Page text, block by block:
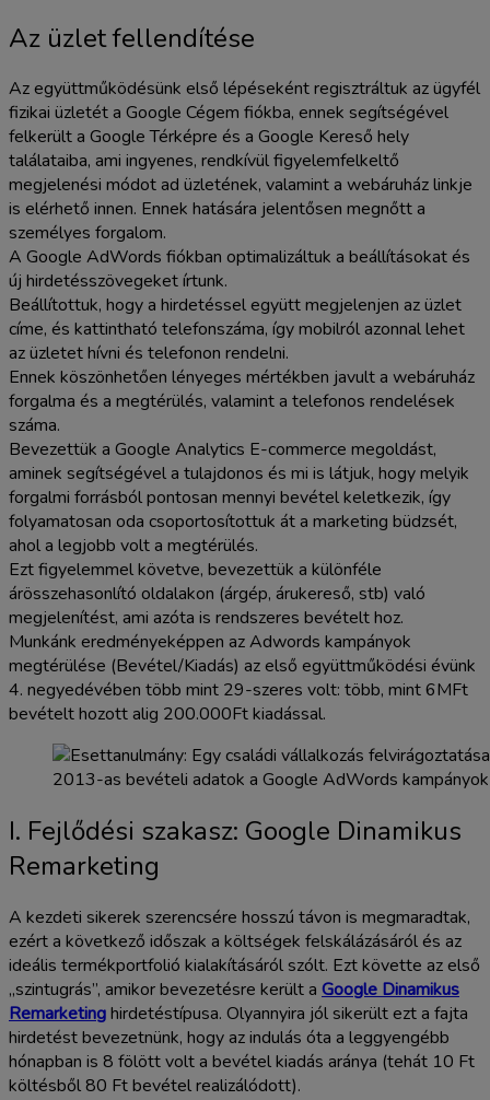
Az üzlet fellendítése
Az együttműködésünk első lépéseként regisztráltuk az ügyfél
fizikai üzletét a Google Cégem fiókba, ennek segítségével
felkerült a Google Térképre és a Google Kereső hely
találataiba, ami ingyenes, rendkívül figyelemfelkeltő
megjelenési módot ad üzletének, valamint a webáruház linkje
is elérhető innen. Ennek hatására jelentősen megnőtt a
személyes forgalom.
A Google AdWords fiókban optimalizáltuk a beállításokat és
új hirdetésszövegeket írtunk.
Beállítottuk, hogy a hirdetéssel együtt megjelenjen az üzlet
címe, és kattintható telefonszáma, így mobilról azonnal lehet
az üzletet hívni és telefonon rendelni.
Ennek köszönhetően lényeges mértékben javult a webáruház
forgalma és a megtérülés, valamint a telefonos rendelések
száma.
Bevezettük a Google Analytics E-commerce megoldást,
aminek segítségével a tulajdonos és mi is látjuk, hogy melyik
forgalmi forrásból pontosan mennyi bevétel keletkezik, így
folyamatosan oda csoportosítottuk át a marketing büdzsét,
ahol a legjobb volt a megtérülés.
Ezt figyelemmel követve, bevezettük a különféle
árösszehasonlító oldalakon (árgép, árukereső, stb) való
megjelenítést, ami azóta is rendszeres bevételt hoz.
Munkánk eredményeképpen az Adwords kampányok
megtérülése (Bevétel/Kiadás) az első együttműködési évünk
4. negyedévében több mint 29-szeres volt: több, mint 6MFt
bevételt hozott alig 200.000Ft kiadással.
2013-as bevételi adatok a Google AdWords
I. Fejlődési szakasz: Google Dinamikus
Remarketing
A kezdeti sikerek szerencsére hosszú távon is megmaradtak,
ezért a következő időszak a költségek felskálázásáról és az
ideális termékportfolió kialakításáról szólt. Ezt követte az első
„szintugrás”, amikor bevezetésre került a Google Dinamikus
Remarketinghirdetéstípusa. Olyannyira jól sikerült ezt a fajta
hirdetést bevezetnünk, hogy az indulás óta a leggyengébb
hónapban is 8 fölött volt a bevétel kiadás aránya (tehát 10 Ft
költésből 80 Ft bevétel realizálódott).